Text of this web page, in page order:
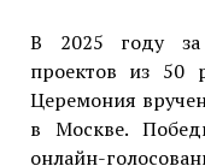
В 2025 году за
проектов из 50
Церемония
в Москве.
онлайн-